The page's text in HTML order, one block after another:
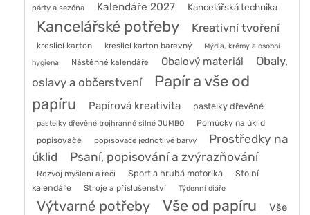
párty a sezóna
Kalendáře 2027 Kancelářská technika
Kancelářské potřeby Kreativní tvoření
kreslicí karton kreslicí karton barevný
Mýdla, krémy a osobní
hygiena
Nástěnné kalendáře Obalový materiál
Obaly,
oslavy a občerstvení
Papír a vše od
papíru
Papírová kreativita pastelky dřevěné
pastelky dřevěné trojhranné silné JUMBO
Pomůcky na úklid
popisovače
popisovače jednotlivé barvy
Prostředky na
úklid
Psaní, popisování a zvýrazňování
Rozvoj myšlení a řeči Sport a hrubá motorika
Stolní
kalendáře
Stroje a příslušenství Týdenní diáře
Výtvarné potřeby Vše od papíru
Vše